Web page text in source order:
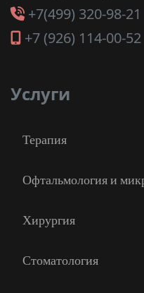
+7(499) 320-98-21
+7 (926) 114-00-52
Услуги
Терапия
Офтальмология и
Хирургия
Стоматология